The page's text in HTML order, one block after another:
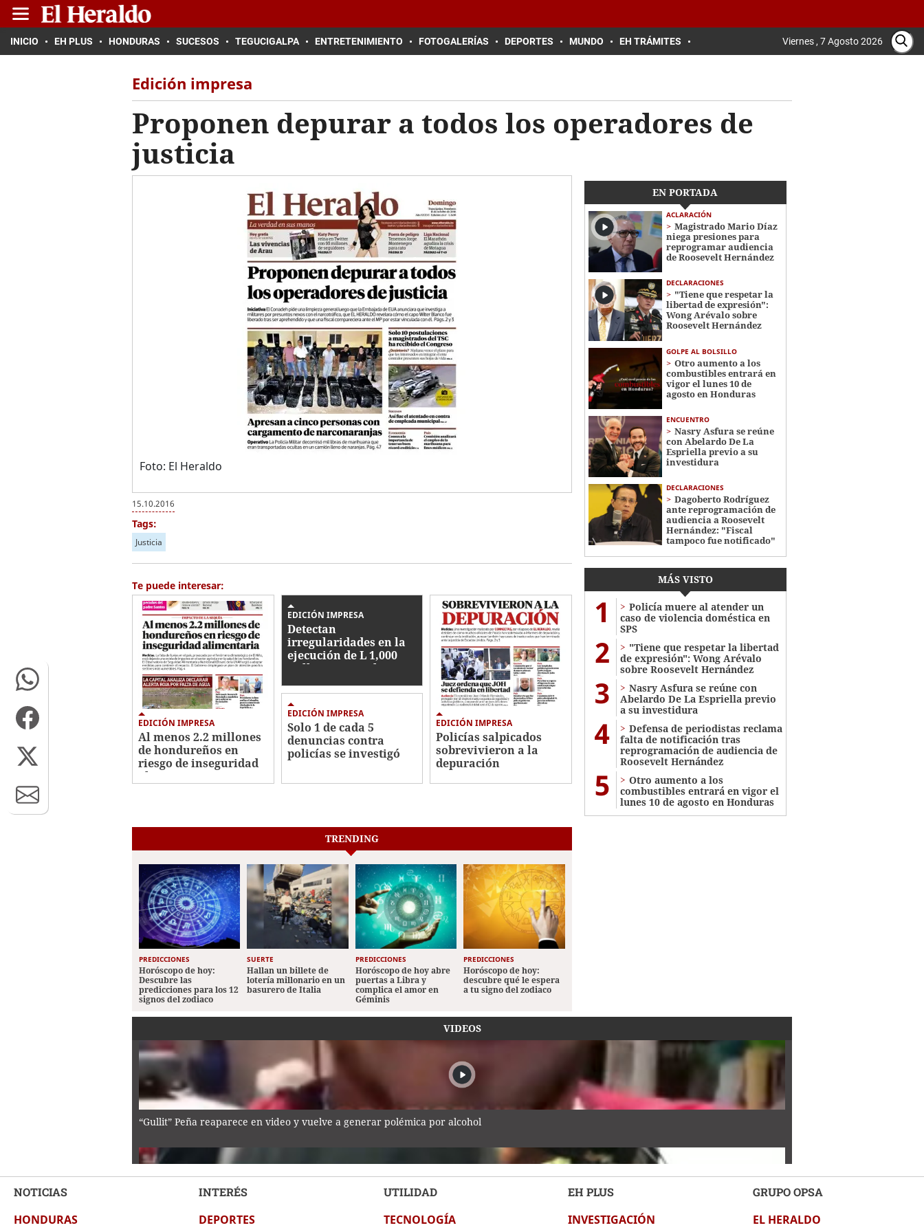
INICIO EH PLUS HONDURAS SUCESOS TEGUCIGALPA ENTRETENIMIENTO FOTOGALERÍAS DEPORTES MUNDO EH TRÁMITES Viernes , 7 Agosto 2026
Edición impresa
Proponen depurar a todos los operadores de
justicia
Foto: El Heraldo
15.10.2016
Tags:
Justicia
Te puede interesar:
EDICIÓN IMPRESA
Al menos 2.2 millones
de hondureños en
riesgo de inseguridad
alimentaria
EDICIÓN IMPRESA
Detectan
irregularidades en la
ejecución de L 1,000
millones en embargos
EDICIÓN IMPRESA
Solo 1 de cada 5
denuncias contra
policías se investigó
EDICIÓN IMPRESA
Policías salpicados
sobrevivieron a la
depuración
EN PORTADA
ACLARACIÓN
Magistrado Mario Díaz
niega presiones para
reprogramar audiencia
de Roosevelt Hernández
DECLARACIONES
"Tiene que respetar la
libertad de expresión":
Wong Arévalo sobre
Roosevelt Hernández
GOLPE AL BOLSILLO
Otro aumento a los
combustibles entrará en
vigor el lunes 10 de
agosto en Honduras
ENCUENTRO
Nasry Asfura se reúne
con Abelardo De La
Espriella previo a su
investidura
DECLARACIONES
Dagoberto Rodríguez
ante reprogramación de
audiencia a Roosevelt
Hernández: "Fiscal
tampoco fue notificado"
MÁS VISTO
1
Policía muere al atender un
caso de violencia doméstica en
SPS
2
"Tiene que respetar la libertad
de expresión": Wong Arévalo
sobre Roosevelt Hernández
3
Nasry Asfura se reúne con
Abelardo De La Espriella previo
a su investidura
4
Defensa de periodistas reclama
falta de notificación tras
reprogramación de audiencia de
Roosevelt Hernández
5
Otro aumento a los
combustibles entrará en vigor el
lunes 10 de agosto en Honduras
TRENDING
PREDICCIONES
Horóscopo de hoy:
Descubre las
predicciones para los 12
signos del zodiaco
SUERTE
Hallan un billete de
lotería millonario en un
basurero de Italia
PREDICCIONES
Horóscopo de hoy abre
puertas a Libra y
complica el amor en
Géminis
PREDICCIONES
Horóscopo de hoy:
descubre qué le espera
a tu signo del zodiaco
VIDEOS
“Gullit” Peña reaparece en video y vuelve a generar polémica por alcohol
NOTICIAS
HONDURAS
INTERÉS
DEPORTES
UTILIDAD
TECNOLOGÍA
EH PLUS
INVESTIGACIÓN
GRUPO OPSA
EL HERALDO